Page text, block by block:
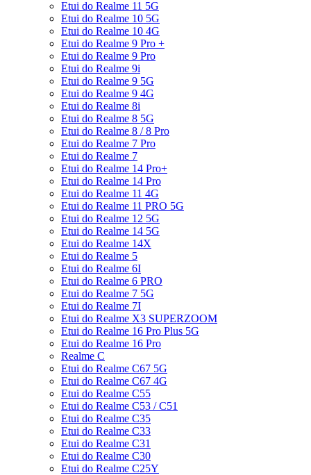
Etui do Realme 11 5G
Etui do Realme 10 5G
Etui do Realme 10 4G
Etui do Realme 9 Pro +
Etui do Realme 9 Pro
Etui do Realme 9i
Etui do Realme 9 5G
Etui do Realme 9 4G
Etui do Realme 8i
Etui do Realme 8 5G
Etui do Realme 8 / 8 Pro
Etui do Realme 7 Pro
Etui do Realme 7
Etui do Realme 14 Pro+
Etui do Realme 14 Pro
Etui do Realme 11 4G
Etui do Realme 11 PRO 5G
Etui do Realme 12 5G
Etui do Realme 14 5G
Etui do Realme 14X
Etui do Realme 5
Etui do Realme 6I
Etui do Realme 6 PRO
Etui do Realme 7 5G
Etui do Realme 7I
Etui do Realme X3 SUPERZOOM
Etui do Realme 16 Pro Plus 5G
Etui do Realme 16 Pro
Realme C
Etui do Realme C67 5G
Etui do Realme C67 4G
Etui do Realme C55
Etui do Realme C53 / C51
Etui do Realme C35
Etui do Realme C33
Etui do Realme C31
Etui do Realme C30
Etui do Realme C25Y